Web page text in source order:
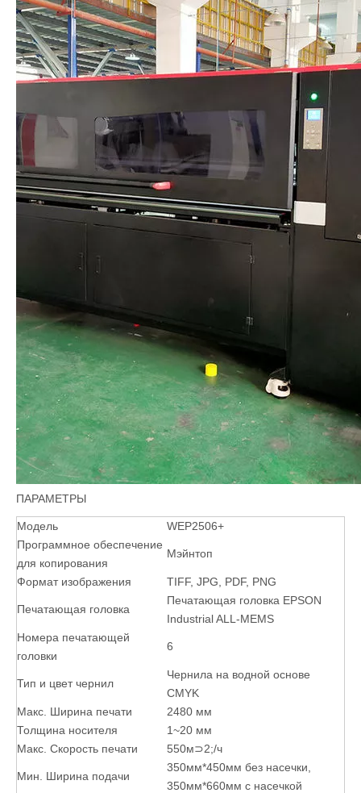
ПАРАМЕТРЫ
Модель
WEP2506+
Программное обеспечение
для копирования
Мэйнтоп
Формат изображения TIFF, JPG, PDF, PNG
Печатающая головка
Печатающая головка EPSON
Industrial ALL-MEMS
Номера печатающей
головки
6
Тип и цвет чернил
Чернила на водной основе
CMYK
Макс. Ширина печати
2480 мм
Толщина носителя
1~20 мм
Макс. Скорость печати
550м⊃2;/ч
Мин. Ширина подачи
350мм*450мм без насечки,
350мм*660мм с насечкой